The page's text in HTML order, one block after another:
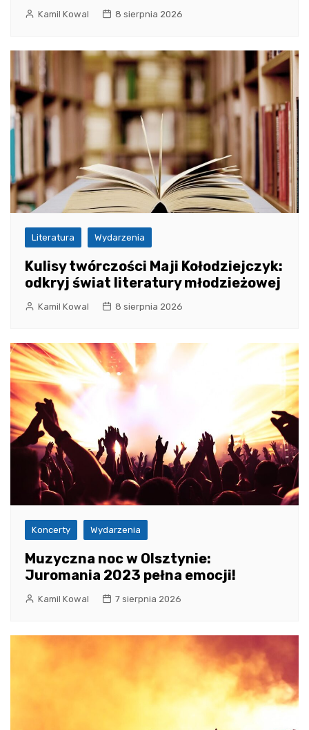
Kamil Kowal 8 sierpnia 2026
Literatura Wydarzenia
Kulisy twórczości Maji Kołodziejczyk:
odkryj świat literatury młodzieżowej
Kamil Kowal 8 sierpnia 2026
Koncerty Wydarzenia
Muzyczna noc w Olsztynie:
Juromania 2023 pełna emocji!
Kamil Kowal 7 sierpnia 2026